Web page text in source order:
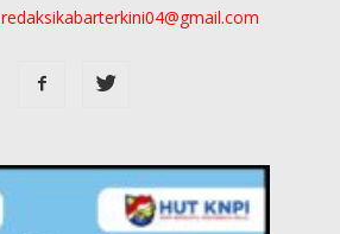
redaksikabarterkini04@gmail.com